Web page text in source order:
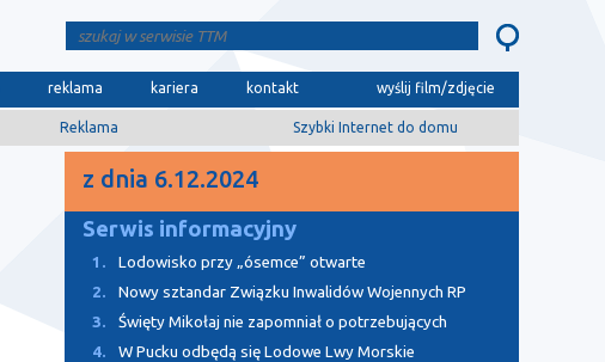
reklama kariera kontakt wyślij film/zdjęcie
Reklama Szybki Internet do domu
z dnia 6.12.2024
Serwis informacyjny
1.
Lodowisko przy „ósemce” otwarte
2.
Nowy sztandar Związku Inwalidów Wojennych RP
3.
Święty Mikołaj nie zapomniał o potrzebujących
4.
W Pucku odbędą się Lodowe Lwy Morskie